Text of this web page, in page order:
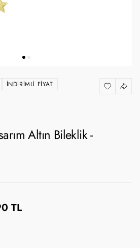
İNDIRIMLI FIYAT
Altın Bileklik -
TL